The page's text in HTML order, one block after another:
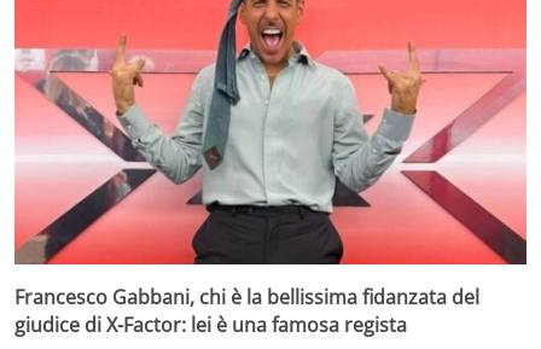
Francesco Gabbani, chi è la bellissima fidanzata del
giudice di X-Factor: lei è una famosa regista